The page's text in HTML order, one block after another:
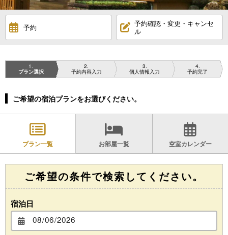
お料理
お部屋
宿泊約款
予約
予約確認・変更・キャンセ
ル
1
プラン選択
2
予約内容入力
3
個人情報入力
4
予約完了
ご希望の宿泊プランをお選びください。
プラン一覧 お部屋一覧 空室カレンダー
ご希望の条件で検索してください。
宿泊日